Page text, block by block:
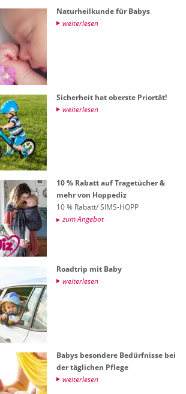
Na­tur­heil­kun­de für Babys
wei­ter­le­sen
Si­cher­heit hat obers­te Pri­or­tät!
wei­ter­le­sen
10 % Ra­batt auf Tra­ge­tü­cher &
mehr von Hop­pe­diz
10 % Ra­batt/ SIMS-HOPP
zum An­ge­bot
Roadt­rip mit Baby
wei­ter­le­sen
Babys be­son­de­re Be­dürf­nis­se bei
der täg­li­chen Pfle­ge
wei­ter­le­sen